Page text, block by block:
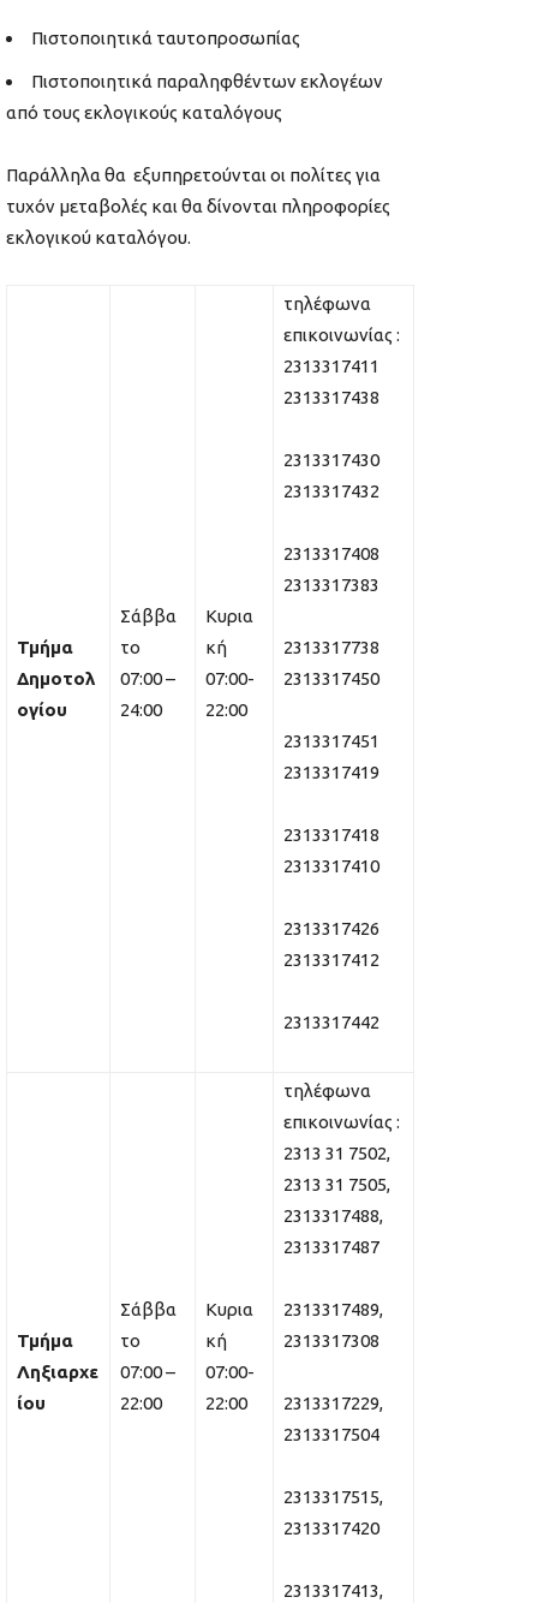
Πιστοποιητικά ταυτοπροσωπίας
Πιστοποιητικά παραληφθέντων εκλογέων
από τους εκλογικούς καταλόγους
Παράλληλα θα εξυπηρετούνται οι πολίτες για
τυχόν μεταβολές και θα δίνονται πληροφορίες
εκλογικού καταλόγου.
Τμήμα
Δημοτολ
ογίου
Σάββα
το
07:00 –
24:00
Κυρια
κή
07:00-
22:00
τηλέφωνα
επικοινωνίας :
2313317411
2313317438
2313317430
2313317432
2313317408
2313317383
2313317738
2313317450
2313317451
2313317419
2313317418
2313317410
2313317426
2313317412
2313317442
Τμήμα
Ληξιαρχε
ίου
Σάββα
το
07:00 –
22:00
Κυρια
κή
07:00-
22:00
τηλέφωνα
επικοινωνίας :
2313 31 7502,
2313 31 7505,
2313317488,
2313317487
2313317489,
2313317308
2313317229,
2313317504
2313317515,
2313317420
2313317413,